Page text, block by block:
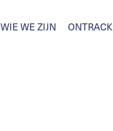
WIE WE ZIJN ONTRACK